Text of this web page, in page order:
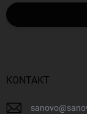
KONTAKT
sanovo@